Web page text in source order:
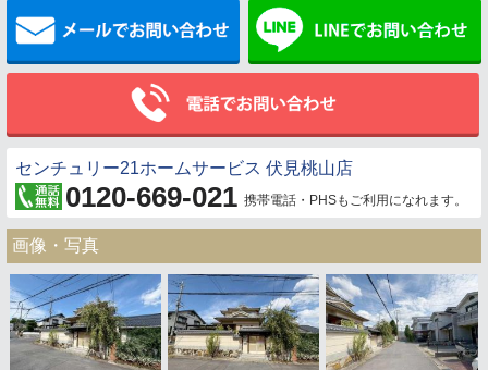
メールでお問い合わせ
センチュリー21ホームサービス 伏見桃山店
0120-669-021 携帯電話・PHSもご利用になれます。
画像・写真